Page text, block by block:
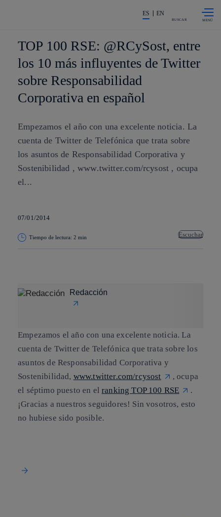
La acción en accionistas e
ES EN
BUSCAR
TOP 100 RSE: @RCySost, entre
los 10 más influyentes de Twitter
sobre Responsabilidad
Corporativa en español
Empezamos el año con una excelente noticia. La
cuenta de Twitter de Telefónica que trata sobre
los asuntos de Responsabilidad Corporativa y
Sostenibilidad , www.twitter.com/rcysost , ocupa
el...
07/01/2014
Tiempo de lectura: 2 min Escuchar
Redacción
Empezamos el año con una excelente noticia. La
cuenta de Twitter de Telefónica que trata sobre los
asuntos de Responsabilidad Corporativa y
Sostenibilidad, www.twitter.com/rcysost
, ocupa
el séptimo puesto en elranking TOP 100 RSE
.
¡Gracias a nuestros seguidores! Sin vosotros, esto
no hubiese sido posible.